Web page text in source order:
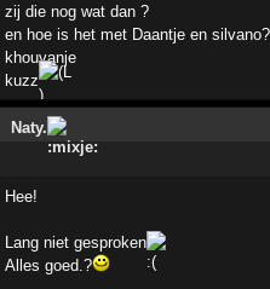
zij die nog wat dan ?
en hoe is het met Daantje en
khouvanje
kuzz
Naty.
Hee!
Lang niet gesproken
Alles goed.?